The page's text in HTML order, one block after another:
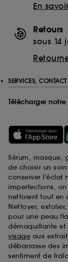
En
Retours
sous 14
SERVICES,
Télécharger
Sérum, masque,
de choisir un
conserver l'éclat
imperfections,
nettoient tout en
Nettoyer,
pour une peau
démaquillante et
visage aux
débarrasse des
sentiment de